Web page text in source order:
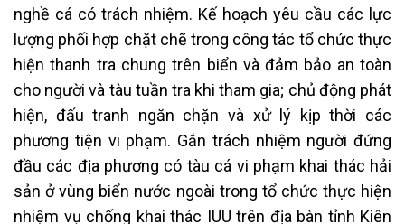
nghề cá có trách nhiệm. Kế hoạch yêu cầu các lực
lượng phối hợp chặt chẽ trong công tác tổ chức thực
hiện thanh tra chung trên biển và đảm bảo an toàn
cho người và tàu tuần tra khi tham gia; chủ động phát
hiện, đấu tranh ngăn chặn và xử lý kịp thời các
phương tiện vi phạm. Gắn trách nhiệm người đứng
đầu các địa phương có tàu cá vi phạm khai thác hải
sản ở vùng biển nước ngoài trong tổ chức thực hiện
nhiệm vụ chống khai thác IUU trên địa bàn tỉnh Kiên